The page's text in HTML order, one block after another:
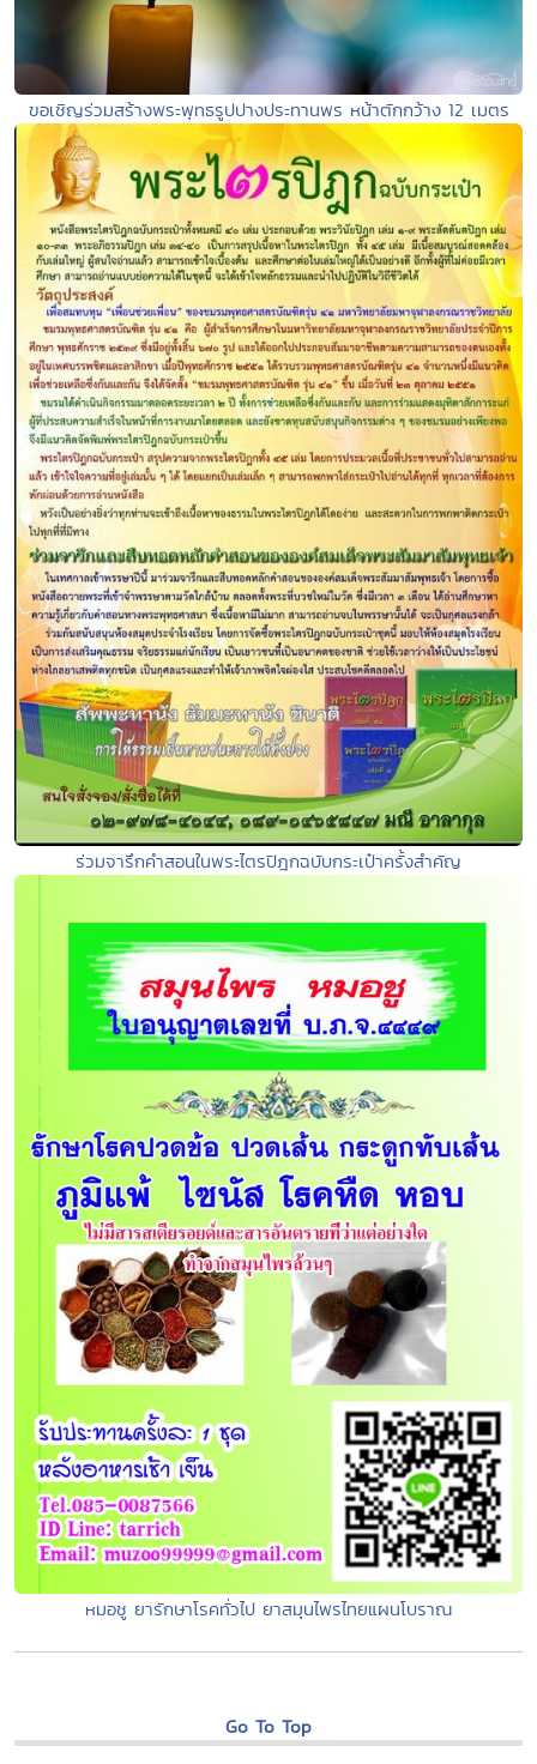
ขอเชิญร่วมสร้างพระพุทธรูปปางประทานพร หน้าตักกว้าง 12 เมตร
ร่วมจารึกคำสอนในพระไตรปิฎกฉบับกระเป๋าครั้งสำคัญ
หมอชู ยารักษาโรคทั่วไป ยาสมุนไพรไทยแผนโบราณ
Go To Top